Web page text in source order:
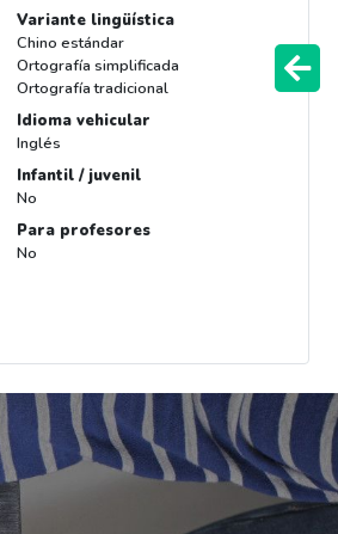
Variante lingüística
Chino estándar
Ortografía simplificada
Ortografía tradicional
Idioma vehicular
Inglés
Infantil / juvenil
No
Para profesores
No